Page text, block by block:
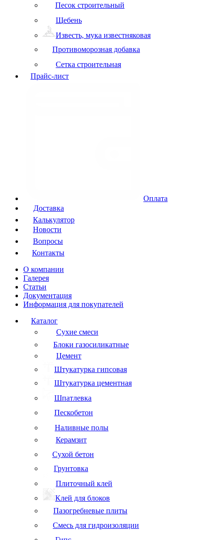
Песок строительный
Щебень
Известь, мука известняковая
Противоморозная добавка
Сетка строительная
Прайс-лист
Оплата
Доставка
Калькулятор
Новости
Вопросы
Контакты
О компании
Галерея
Статьи
Документация
Информация для покупателей
Каталог
Сухие смеси
Блоки газосиликатные
Цемент
Штукатурка гипсовая
Штукатурка цементная
Шпатлевка
Пескобетон
Наливные полы
Керамзит
Сухой бетон
Грунтовка
Плиточный клей
Клей для блоков
Пазогребневые плиты
Смесь для гидроизоляции